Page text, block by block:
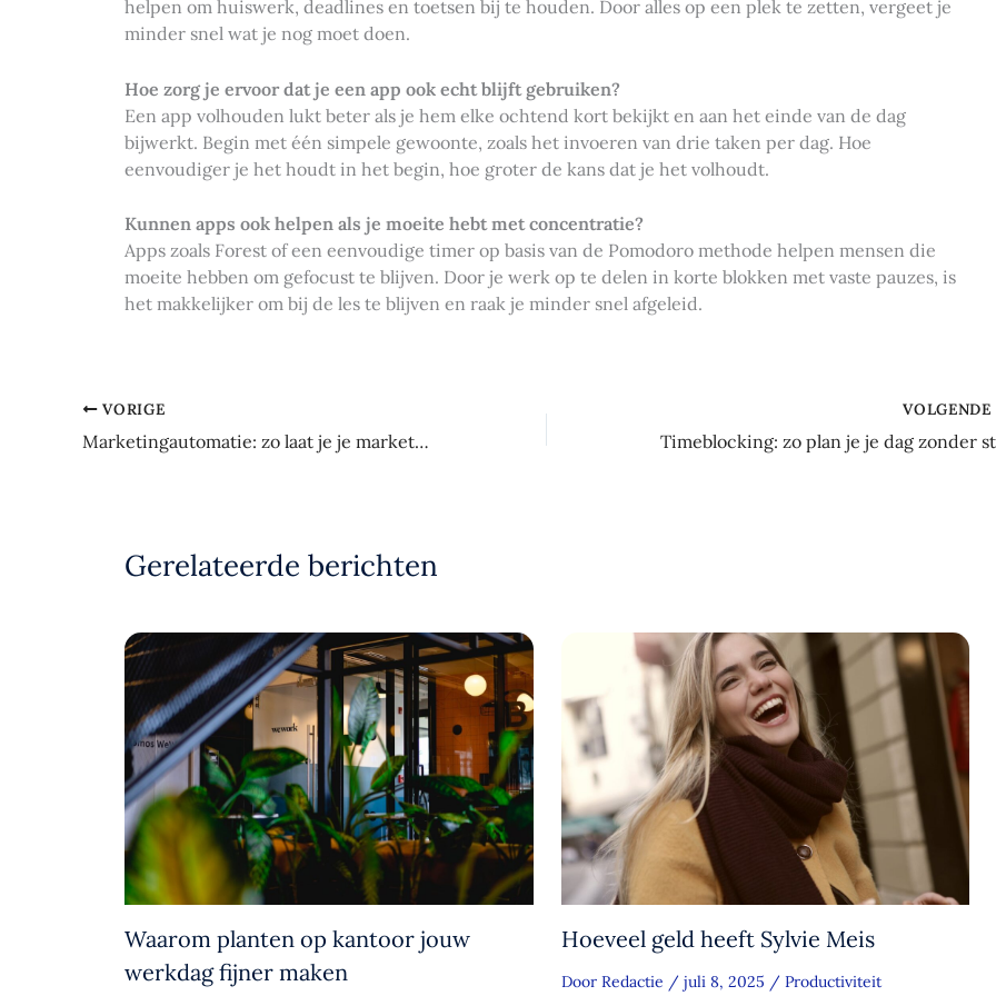
helpen om huiswerk, deadlines en toetsen bij te houden. Door alles op een plek te zetten, vergeet je
minder snel wat je nog moet doen.
Hoe zorg je ervoor dat je een app ook echt blijft gebruiken?
Een app volhouden lukt beter als je hem elke ochtend kort bekijkt en aan het einde van de dag
bijwerkt. Begin met één simpele gewoonte, zoals het invoeren van drie taken per dag. Hoe
eenvoudiger je het houdt in het begin, hoe groter de kans dat je het volhoudt.
Kunnen apps ook helpen als je moeite hebt met concentratie?
Apps zoals Forest of een eenvoudige timer op basis van de Pomodoro methode helpen mensen die
moeite hebben om gefocust te blijven. Door je werk op te delen in korte blokken met vaste pauzes, is
het makkelijker om bij de les te blijven en raak je minder snel afgeleid.
VORIGE
Marketingautomatie: zo laat je je marketing voor je werken
VOLGENDE
Gerelateerde berichten
Waarom planten op kantoor jouw
werkdag fijner maken
Hoeveel geld heeft Sylvie Meis
Door Redactie / juli 8, 2025 / Productiviteit